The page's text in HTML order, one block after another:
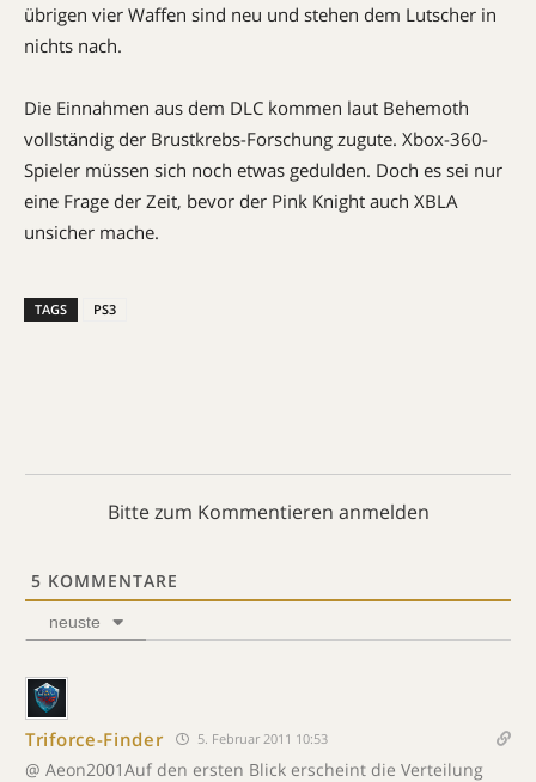
übrigen vier Waffen sind neu und stehen dem Lutscher in
nichts nach.
Die Einnahmen aus dem DLC kommen laut Behemoth
vollständig der Brustkrebs-Forschung zugute. Xbox-360-
Spieler müssen sich noch etwas gedulden. Doch es sei nur
eine Frage der Zeit, bevor der Pink Knight auch XBLA
unsicher mache.
TAGS PS3
Bitte zum Kommentieren anmelden
5 KOMMENTARE
neuste
Triforce-Finder 5. Februar 2011 10:53
@ Aeon2001Auf den ersten Blick erscheint die Verteilung